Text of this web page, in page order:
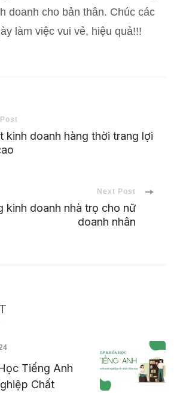
doanh cho bản thân. Chúc các
làm việc vui vẻ, hiệu quả!!!
kinh doanh hàng thời trang lợi
Next Post
kinh doanh nhà trọ cho nữ
doanh nhân
Tiếng Anh
Chất